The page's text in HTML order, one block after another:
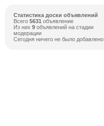
Статистика доски объявлений
Всего 5631 объявление
Из них 9 объявлений на стадии
модерации
Сегодня ничего не было добавлено